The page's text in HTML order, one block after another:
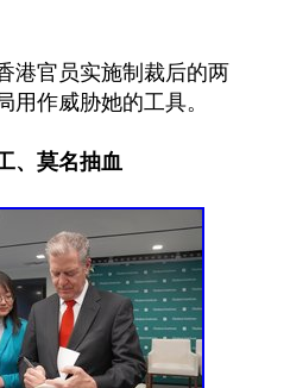
港官员实施制裁后的两
用作威胁她的工具。
、莫名抽血